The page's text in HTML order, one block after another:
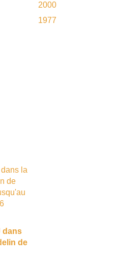
dans
de
2000
1977